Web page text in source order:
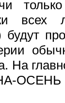
всех
На